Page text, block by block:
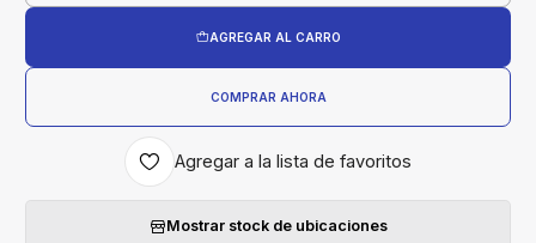
AGREGAR AL CARRO
COMPRAR AHORA
Agregar a la lista de favoritos
Mostrar stock de ubicaciones